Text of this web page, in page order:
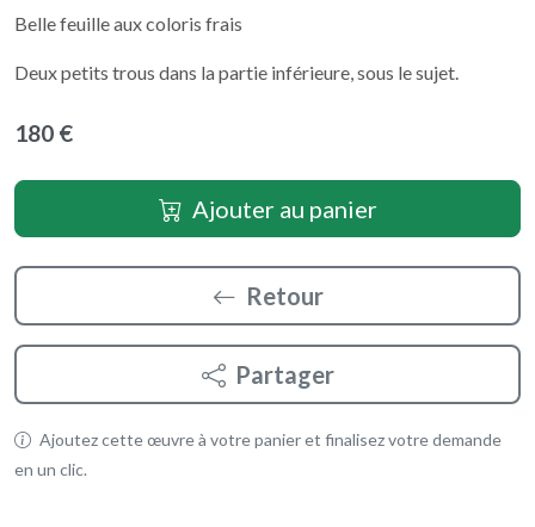
Belle feuille aux coloris frais
Deux petits trous dans la partie inférieure, sous le sujet.
180 €
Ajouter au panier
Retour
Partager
Ajoutez cette œuvre à votre panier et finalisez votre demande
en un clic.